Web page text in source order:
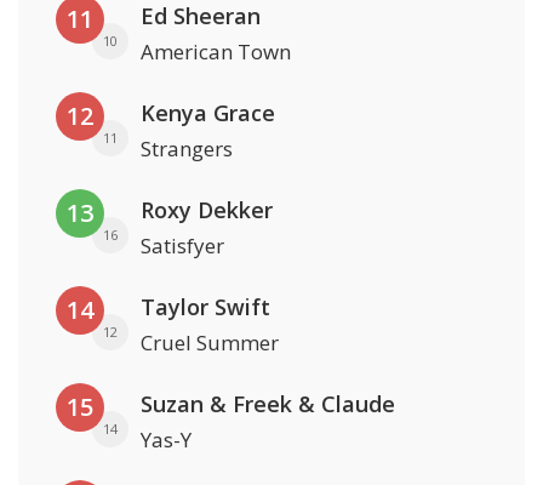
11
10
Ed Sheeran
American Town
12
11
Kenya Grace
Strangers
13
16
Roxy Dekker
Satisfyer
14
12
Taylor Swift
Cruel Summer
15
14
Suzan & Freek & Claude
Yas-Y